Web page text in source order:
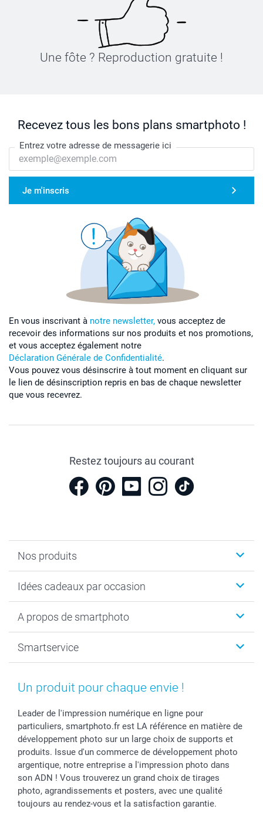
Une fôte ? Reproduction gratuite !
Recevez tous les bons plans smartphoto !
Entrez votre adresse de messagerie ici
Je m'inscris
En vous inscrivant à notre newsletter, vous acceptez de
recevoir des informations sur nos produits et nos promotions,
et vous acceptez également notre
Déclaration Générale de Confidentialité.
Vous pouvez vous désinscrire à tout moment en cliquant sur
le lien de désinscription repris en bas de chaque newsletter
que vous recevrez.
Restez toujours au courant
Nos produits
Calendrier photo & Agenda photo
Tirage photo & agrandissement
Faire-part & Cartes
Coques smartphone
Cadres photo & accessoires déco
Dénicheur d'idées cadeau
Idées cadeaux par occasion
Anniversaire
Naissance & baptême
Fête des Mères
Communion
Baptême
Toussaint
Rentrée des classes
Saint-Valentin
Vacances
A propos de smartphoto
Plan du site
Droit de rétraction
Vie privée
Gestion des cookies
Tarifs
Partenariats & Influence
Investisseurs
Smartservice
Aide
smartfriends
Livraison
Modes de paiement
Grandes quantités
Statut de ma commande
Un produit pour chaque envie !
Leader de l'impression numérique en ligne pour
particuliers, smartphoto.fr est LA référence en matière de
développement photo sur un large choix de supports et
produits. Issue d'un commerce de développement photo
argentique, notre entreprise a l'impression photo dans
son ADN ! Vous trouverez un grand choix de tirages
photo, agrandissements et posters, avec une qualité
toujours au rendez-vous et la satisfaction garantie.